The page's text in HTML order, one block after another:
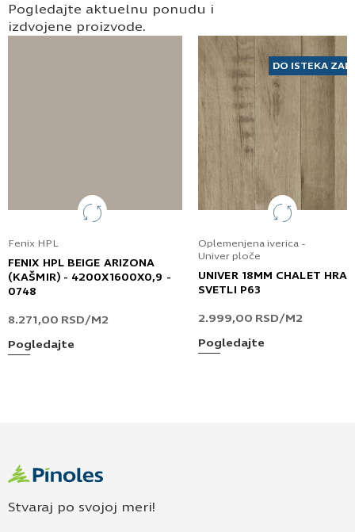
Pogledajte aktuelnu ponudu i
izdvojene proizvode.
Fenix HPL
FENIX HPL BEIGE ARIZONA
(KAŠMIR) - 4200X1600X0,9 -
0748
8.271,00 RSD/M2
Pogledajte
DO ISTEKA
Oplemenjena iverica -
Univer ploče
UNIVER 18MM CHALET
SVETLI P63
2.999,00 RSD/M2
Pogledajte
Stvaraj po svojoj meri!